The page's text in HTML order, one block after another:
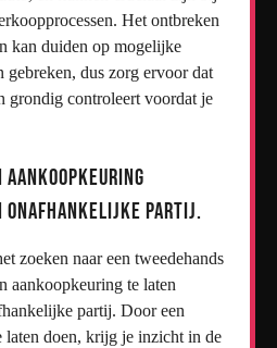
Het ontbreken
kan duiden op mogelijke
gebreken, dus zorg ervoor dat
grondig controleert voordat je
onafhankelijke partij.
zoeken naar een tweedehands
aankoopkeuring te laten
partij. Door een
laten doen, krijg je inzicht in de